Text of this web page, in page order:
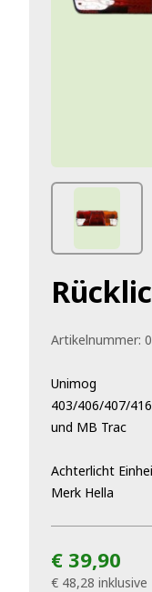
Artikelnummer:
Unimog
403/406/407/
und MB Trac
Achterlicht
Merk Hella
€ 39,90
€ 48,28 inklusive